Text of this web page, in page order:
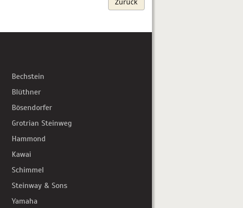
Bechstein
Blüthner
Bösendorfer
Grotrian Steinweg
Hammond
Kawai
Schimmel
Steinway & Sons
Yamaha